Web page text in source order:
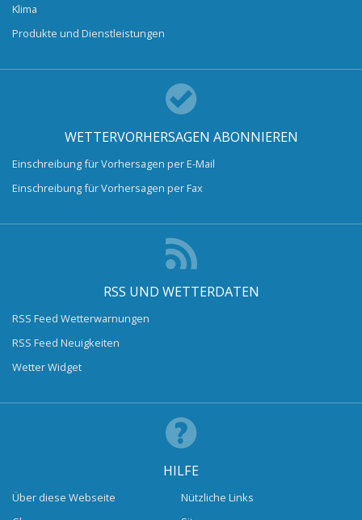
Klima
Produkte und Dienstleistungen
WETTERVORHERSAGEN ABONNIEREN
Einschreibung für Vorhersagen per E-Mail
Einschreibung für Vorhersagen per Fax
RSS UND WETTERDATEN
RSS Feed Wetterwarnungen
RSS Feed Neuigkeiten
Wetter Widget
HILFE
Über diese Webseite
Nützliche Links